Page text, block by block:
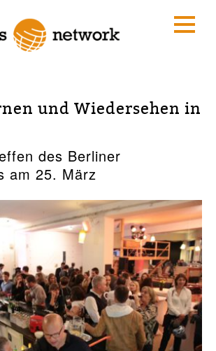
und Wiedersehen in
des Berliner
am 25. März